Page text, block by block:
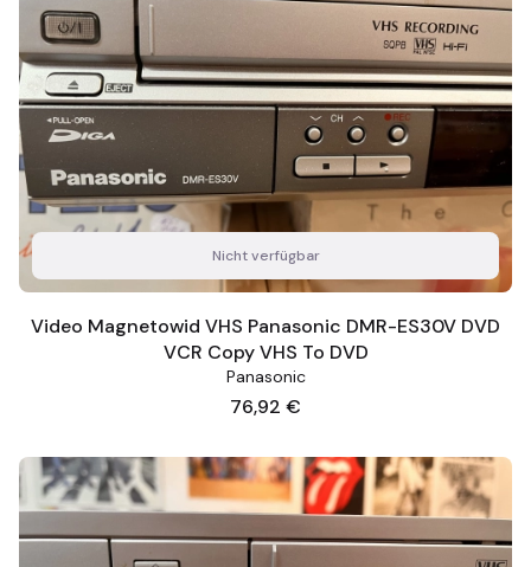
Nicht verfügbar
Video Magnetowid VHS Panasonic DMR-ES30V DVD
VCR Copy VHS To DVD
Panasonic
Preis
76,92 €